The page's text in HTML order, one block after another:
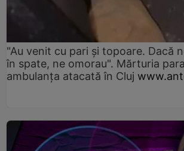
"Au venit cu pari și topoare. Dacă
în spate, ne omorau". Mărturia
ambulanţa atacată în Cluj